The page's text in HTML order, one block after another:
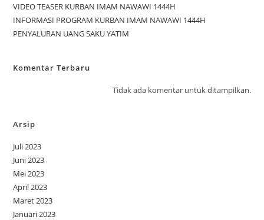
VIDEO TEASER KURBAN IMAM NAWAWI 1444H
INFORMASI PROGRAM KURBAN IMAM NAWAWI 1444H
PENYALURAN UANG SAKU YATIM
Komentar Terbaru
Tidak ada komentar untuk ditampilkan.
Arsip
Juli 2023
Juni 2023
Mei 2023
April 2023
Maret 2023
Januari 2023